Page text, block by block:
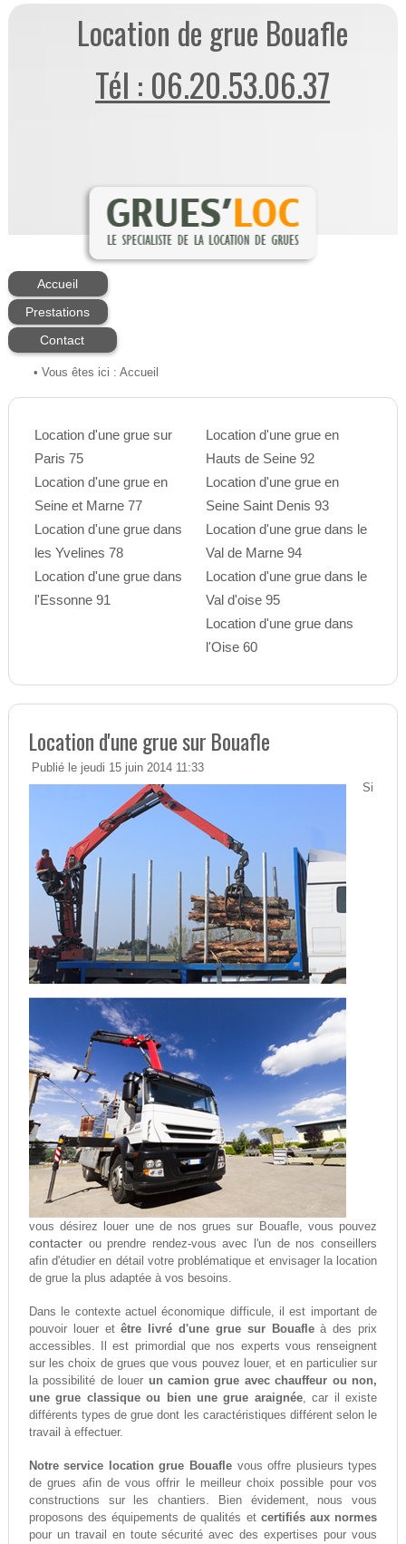
Location de grue Bouafle
Tél : 06.20.53.06.37
Accueil
Prestations
Contact
• Vous êtes ici : Accueil
Location d'une grue sur
Paris 75
Location d'une grue en
Seine et Marne 77
Location d'une grue dans
les Yvelines 78
Location d'une grue dans
l'Essonne 91
Location d'une grue en
Hauts de Seine 92
Location d'une grue en
Seine Saint Denis 93
Location d'une grue dans le
Val de Marne 94
Location d'une grue dans le
Val d'oise 95
Location d'une grue dans
l'Oise 60
Location d'une grue sur Bouafle
Publié le jeudi 15 juin 2014 11:33
Si
vous désirez louer une de nos grues sur Bouafle, vous pouvez
contacterou prendre rendez-vous avec l'un de nos conseillers
afin d'étudier en détail votre problématique et envisager la location
de grue la plus adaptée à vos besoins.
Dans le contexte actuel économique difficule, il est important de
pouvoir louer etêtre livré d'une grue sur Bouafleà des prix
accessibles. Il est primordial que nos experts vous renseignent
sur les choix de grues que vous pouvez louer, et en particulier sur
la possibilité de louer un camion grue avec chauffeur ou non,
une grue classique ou bien une grue araignée, car il existe
différents types de grue dont les caractéristiques différent selon le
travail à effectuer.
Notre service location grue Bouafle vous offre plusieurs types
de grues afin de vous offrir le meilleur choix possible pour vos
constructions sur les chantiers. Bien évidement, nous vous
proposons des équipements de qualités et certifiés aux normes
pour un travail en toute sécurité avec des expertises pour vous